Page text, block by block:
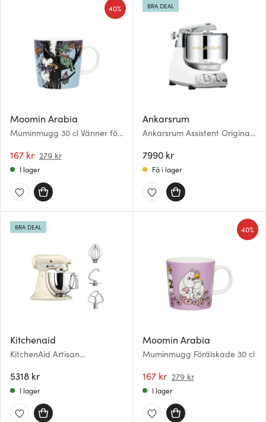
Moomin Arabia
Muminmugg 30 cl Vänner för
167 kr 279 kr
40%
I lager
Ankarsrum
Ankarsrum Assistent Original
White
7990 kr
BRA DEAL
Få i lager
Kitchenaid
KitchenAid Artisan
Creme
5318 kr
BRA DEAL
I lager
Moomin Arabia
Muminmugg Förälskade 30 cl
167 kr 279 kr
40%
I lager